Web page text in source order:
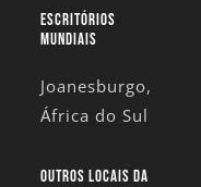
ESCRITÓRIOS
MUNDIAIS
Joanesburgo,
África do Sul
OUTROS LOCAIS DA